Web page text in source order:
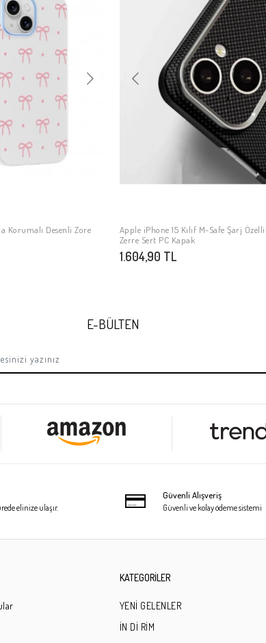
EKLE
Korumalı Desenli Zore
SEPETE EKLE
Apple iPhone 15 Kılıf M-Safe Şarj
Zerre Sert PC Kapak
1.604,90 TL
E-BÜLTEN
elinize ulaşır.
Güvenli Alışveriş
Güvenli ve kolay ödeme sistemi
KATEGORİLER
YENİ GELENLER
İN Dİ RİM